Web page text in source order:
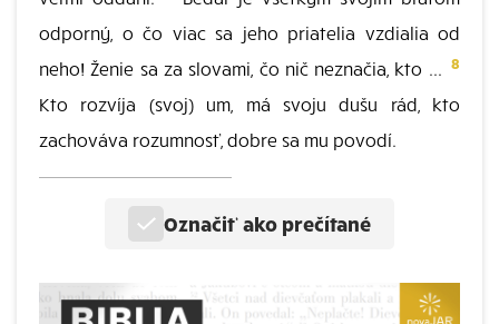
odporný, o čo viac sa jeho priatelia vzdialia od
neho! Ženie sa za slovami, čo nič neznačia, kto ... 8
Kto rozvíja (svoj) um, má svoju dušu rád, kto
zachováva rozumnosť, dobre sa mu povodí.
Označiť ako prečítané